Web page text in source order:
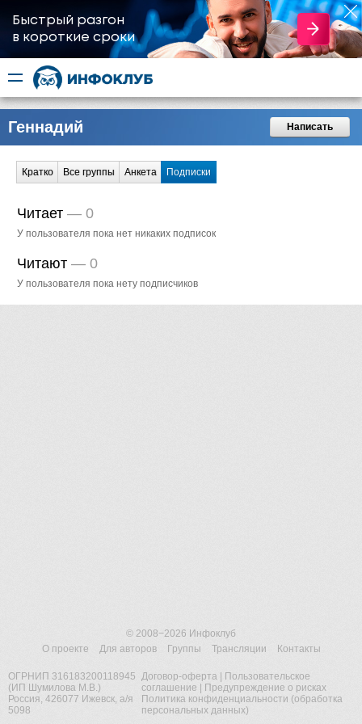
Быстрый разгон
​в короткие сроки
Геннадий Написать
Кратко Все группы Анкета Подписки
Читает — 0
У пользователя пока нет никаких подписок
Читают — 0
У пользователя пока нету подписчиков
© 2008−2026 Инфоклуб
О проекте
Для авторов Группы Трансляции Контакты
ОГРНИП 316183200118945
(ИП Шумилова М.В.)
Россия, 426077 Ижевск, а/я
5098
Договор-оферта|
Пользовательское
соглашение
Предупреждение о рисках
Политика конфиденциальности (обработка
персональных данных)